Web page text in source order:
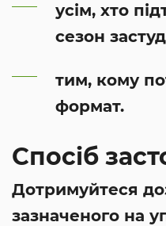
усім, хто
сезон
тим, кому
формат.
Спосіб
Дотримуйтеся
зазначеного на